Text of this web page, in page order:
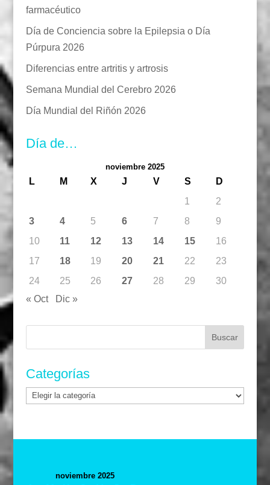
farmacéutico
Día de Conciencia sobre la Epilepsia o Día
Púrpura 2026
Diferencias entre artritis y artrosis
Semana Mundial del Cerebro 2026
Día Mundial del Riñón 2026
Día de…
noviembre 2025
L M X J V S
D
1
2
3
4 5 6 7 8
9
10
11 12 13 14 15
16
17
18 19 20 21 22
23
24
25 26 27 28 29
30
« Oct
Dic »
Categorías
Categorías
noviembre 2025